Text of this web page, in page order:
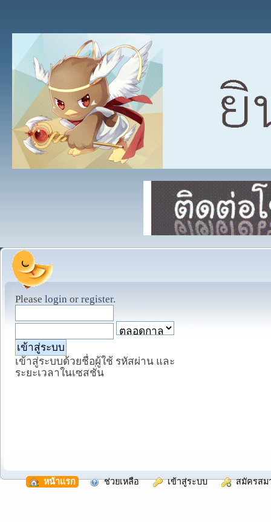
Please login or register.
เข้าสู่ระบบด้วยชื่อผู้ใช้ รหัสผ่าน และ
ระยะเวลาในเซสชั่น
หน้าแรก ช่วยเหลือ เข้าสู่ระบบ สมัครสม